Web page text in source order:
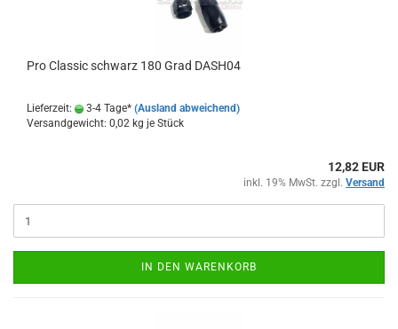
Pro Clas­sic schwarz 180 Grad DASH04
Lieferzeit: 3-4 Tage* (Ausland abweichend)
Versandgewicht: 0,02 kg je Stück
12,82 EUR
inkl. 19% MwSt. zzgl. Versand
IN DEN WARENKORB